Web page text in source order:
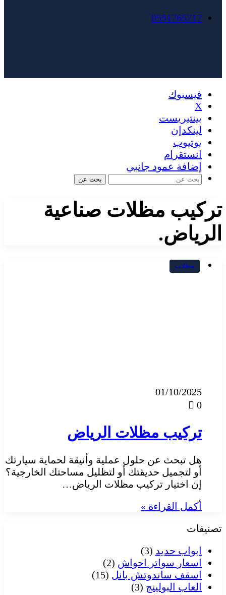
0551765717
فيسبوك
X
بينتيريست
لينكدإن
يوتيوب
انستقرام
إضافة عمود جانبي
بحث عن
تركيب مظلات صناعية
الرياض.
مظلات
01/10/2025
0
تركيب مظلات الرياض
هل تبحث عن حلول عملية وأنيقة لحماية سيارتك
أو لتجميل حديقتك أو لتظليل مساحتك الخارجية؟
إن اختيار تركيب مظلات الرياض…
أكمل القراءة »
تصنيفات
ابواب حديد (3)
اسعار سواتر احواش (2)
اسقف ساندوتش بانل (15)
العاب البولينج (3)